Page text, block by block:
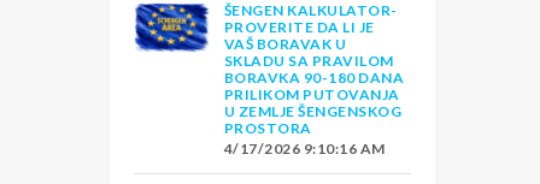
ŠENGEN KALKULATOR-
PROVERITE DA LI JE
VAŠ BORAVAK U
SKLADU SA PRAVILOM
BORAVKA 90-180 DANA
PRILIKOM PUTOVANJA
U ZEMLJE ŠENGENSKOG
PROSTORA
4/17/2026 9:10:16 AM